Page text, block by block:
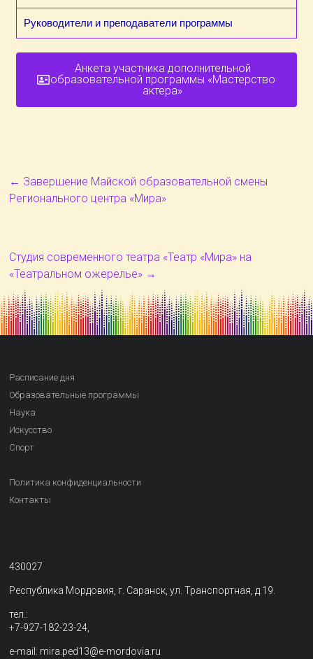
Руководители и преподаватели программы
Анкета участника дополнительной
образовательной программы «Мастерство
актера»
← Завершение Майской образовательной смены
Регионального центра «Мира»
Студия современного театра «Театр «Мира» на
«Театральном ожерелье» →
Расписание дня
Образовательные программы
Наука
Искусство
Спорт
Политика конфиденциальности
Контакты
430027
Республика Мордовия, г. Саранск, ул. Транспортная, д.19.
тел.:
+7-927-182-23-24,
e-mail: mira.ped13@e-mordovia.ru